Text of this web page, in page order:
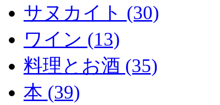
サヌカイト (30)
ワイン (13)
料理とお酒 (35)
本 (39)